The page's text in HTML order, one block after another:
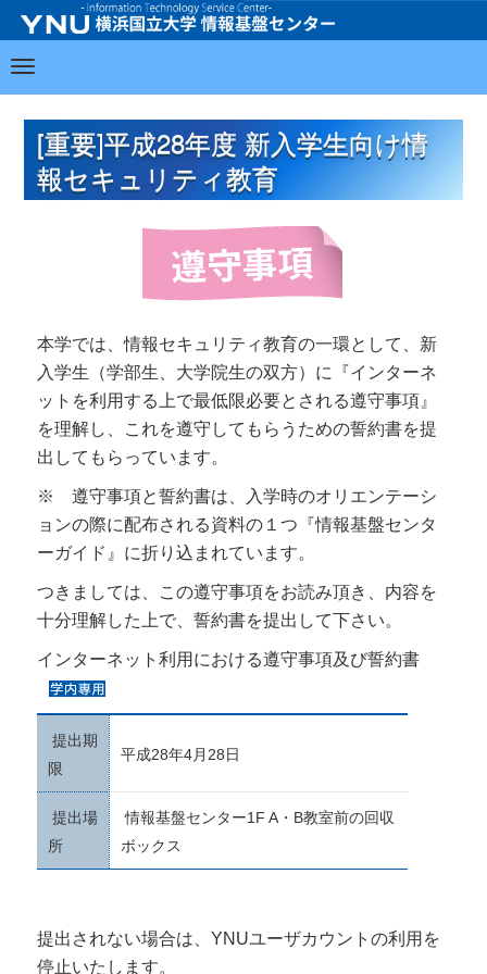
[重要]平成28年度 新入学生向け情
報セキュリティ教育
本学では、情報セキュリティ教育の一環として、新
入学生（学部生、大学院生の双方）に『インターネ
ットを利用する上で最低限必要とされる遵守事項』
を理解し、これを遵守してもらうための誓約書を提
出してもらっています。
※ 遵守事項と誓約書は、入学時のオリエンテーシ
ョンの際に配布される資料の１つ『情報基盤センタ
ーガイド』に折り込まれています。
つきましては、この遵守事項をお読み頂き、内容を
十分理解した上で、誓約書を提出して下さい。
インターネット利用における遵守事項及び誓約書
提出期
限
平成28年4月28日
提出場
所
情報基盤センター1F A・B教室前の回収
ボックス
提出されない場合は、YNUユーザカウントの利用を
停止いたします。